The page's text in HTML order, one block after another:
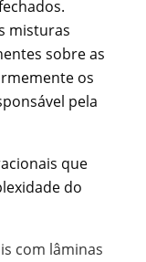
misturas
sobre as
os
pela
que
do
com lâminas